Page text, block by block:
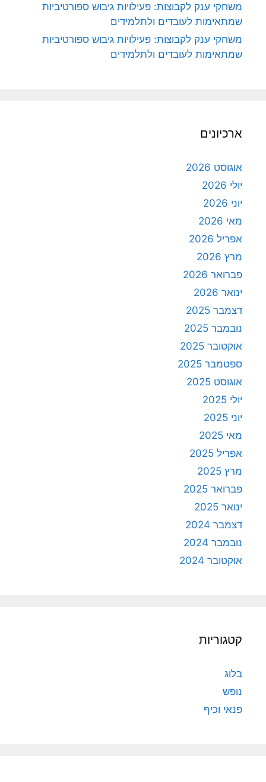
משחקי ענק לקבוצות: פעילויות גיבוש ספורטיביות
שמתאימות לעובדים ולתלמידים
משחקי ענק לקבוצות: פעילויות גיבוש ספורטיביות
שמתאימות לעובדים ולתלמידים
ארכיונים
אוגוסט 2026
יולי 2026
יוני 2026
מאי 2026
אפריל 2026
מרץ 2026
פברואר 2026
ינואר 2026
דצמבר 2025
נובמבר 2025
אוקטובר 2025
ספטמבר 2025
אוגוסט 2025
יולי 2025
יוני 2025
מאי 2025
אפריל 2025
מרץ 2025
פברואר 2025
ינואר 2025
דצמבר 2024
נובמבר 2024
אוקטובר 2024
קטגוריות
בלוג
נופש
פנאי וכיף